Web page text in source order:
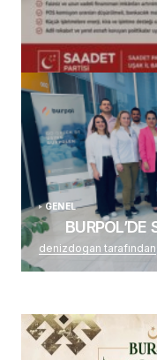
(başlıksız)
Alaattin Karahan tarafından
GENEL
BURPOL’DE
denizdogan tarafından